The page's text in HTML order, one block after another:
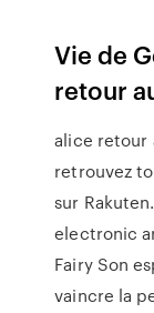
Vie de
retour
alice retour
retrouvez
sur
electronic
Fairy Son
vaincre la